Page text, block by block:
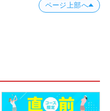
ページ上部へ